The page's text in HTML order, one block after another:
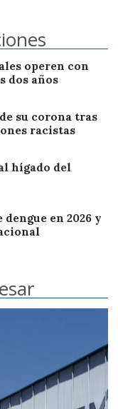
operen con
dos años
su corona tras
racistas
hígado del
en 2026 y